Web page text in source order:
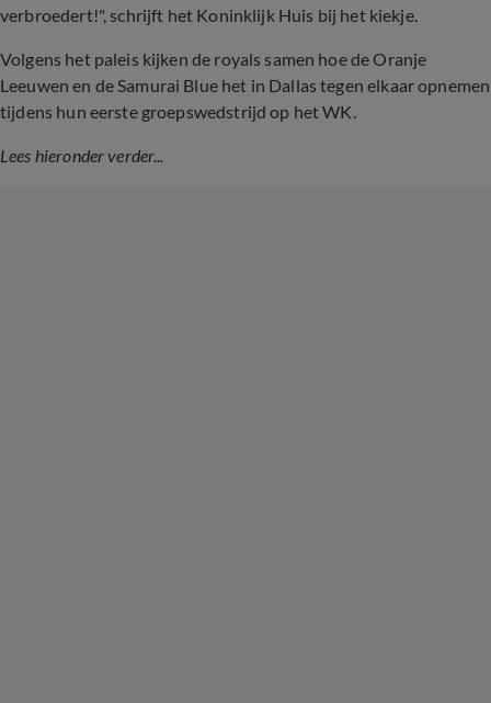
verbroedert!", schrijft het Koninklijk Huis bij het kiekje.
Volgens het paleis kijken de royals samen hoe de Oranje
Leeuwen en de Samurai Blue het in Dallas tegen elkaar opnemen
tijdens hun eerste groepswedstrijd op het WK.
Lees hieronder verder...